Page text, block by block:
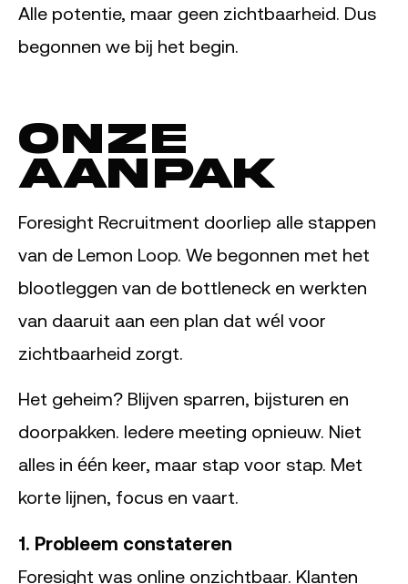
Alle potentie, maar geen zichtbaarheid. Dus
begonnen we bij het begin.
Onze
aanpak
Foresight Recruitment doorliep alle stappen
van de Lemon Loop. We begonnen met het
blootleggen van de bottleneck en werkten
van daaruit aan een plan dat wél voor
zichtbaarheid zorgt.
Het geheim? Blijven sparren, bijsturen en
doorpakken. Iedere meeting opnieuw. Niet
alles in één keer, maar stap voor stap. Met
korte lijnen, focus en vaart.
1. Probleem constateren
Foresight was online onzichtbaar. Klanten